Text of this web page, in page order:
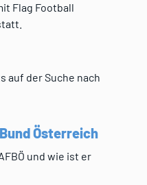
Flag Football
auf der Suche nach
Österreich
und wie ist er